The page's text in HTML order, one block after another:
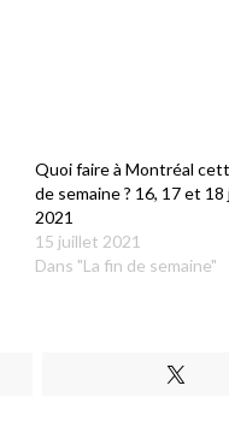
Quoi faire à Montréal
de semaine ? 16, 17 et
2021
15 juillet 2021
Dans "La fin de semaine"